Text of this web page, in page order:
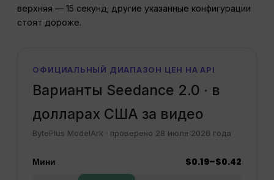
верхняя — 15 секунд; другие указанные конфигурации
стоят дороже.
ОФИЦИАЛЬНЫЙ ДИАПАЗОН ЦЕН НА API
Варианты Seedance 2.0 · в
долларах США за видео
BytePlus ModelArk · проверено 28 июля 2026 года
Мини $0.19–$0.42